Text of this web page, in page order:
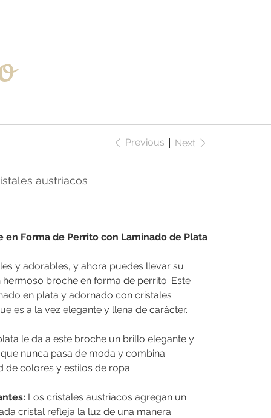
Previous Next
austriacos
en Forma de Perrito con Laminado de Plata
y adorables, y ahora puedes llevar su
broche en forma de perrito. Este
en plata y adornado con cristales
es a la vez elegante y llena de carácter.
le da a este broche un brillo elegante y
nunca pasa de moda y combina
de colores y estilos de ropa.
Los cristales austriacos agregan un
cristal refleja la luz de una manera